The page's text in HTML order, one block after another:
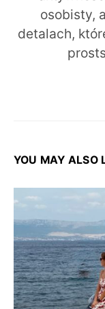
osobisty,
detalach,
YOU MAY ALSO